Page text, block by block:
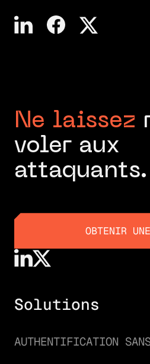
Ne laissez
voler aux
attaquants.
OBTENIR
Solutions
AUTHENTIFICATION